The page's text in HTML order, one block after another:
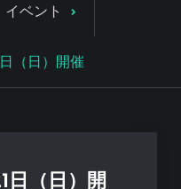
イベント
（日）開催
（日）開